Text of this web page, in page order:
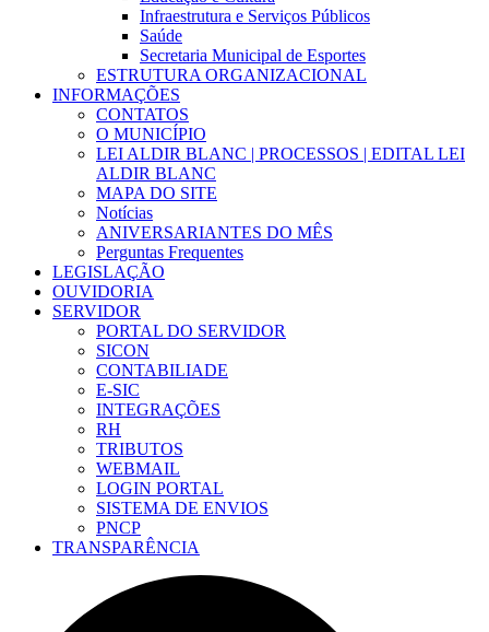
Infraestrutura e Serviços Públicos
Saúde
Secretaria Municipal de Esportes
ESTRUTURA ORGANIZACIONAL
INFORMAÇÕES
CONTATOS
O MUNICÍPIO
LEI ALDIR BLANC | PROCESSOS | EDITAL LEI
ALDIR BLANC
MAPA DO SITE
Notícias
ANIVERSARIANTES DO MÊS
Perguntas Frequentes
LEGISLAÇÃO
OUVIDORIA
SERVIDOR
PORTAL DO SERVIDOR
SICON
CONTABILIADE
E-SIC
INTEGRAÇÕES
RH
TRIBUTOS
WEBMAIL
LOGIN PORTAL
SISTEMA DE ENVIOS
PNCP
TRANSPARÊNCIA